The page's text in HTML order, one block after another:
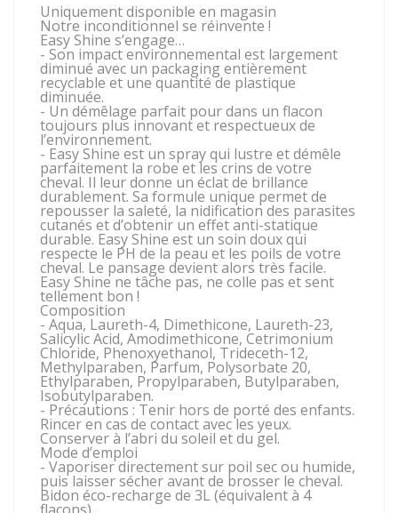
Uniquement disponible en magasin
Notre inconditionnel se réinvente !
Easy Shine s’engage…
- Son impact environnemental est largement
diminué avec un packaging entièrement
recyclable et une quantité de plastique
diminuée.
- Un démêlage parfait pour dans un flacon
toujours plus innovant et respectueux de
l’environnement.
- Easy Shine est un spray qui lustre et démêle
parfaitement la robe et les crins de votre
cheval. Il leur donne un éclat de brillance
durablement. Sa formule unique permet de
repousser la saleté, la nidification des parasites
cutanés et d’obtenir un effet anti-statique
durable. Easy Shine est un soin doux qui
respecte le PH de la peau et les poils de votre
cheval. Le pansage devient alors très facile.
Easy Shine ne tâche pas, ne colle pas et sent
tellement bon !
Composition
- Aqua, Laureth-4, Dimethicone, Laureth-23,
Salicylic Acid, Amodimethicone, Cetrimonium
Chloride, Phenoxyethanol, Trideceth-12,
Methylparaben, Parfum, Polysorbate 20,
Ethylparaben, Propylparaben, Butylparaben,
Isobutylparaben.
- Précautions : Tenir hors de porté des enfants.
Rincer en cas de contact avec les yeux.
Conserver à l’abri du soleil et du gel.
Mode d’emploi
- Vaporiser directement sur poil sec ou humide,
puis laisser sécher avant de brosser le cheval.
Bidon éco-recharge de 3L (équivalent à 4